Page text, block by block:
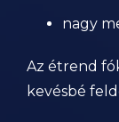
nagy
Az étrend
kevésbé